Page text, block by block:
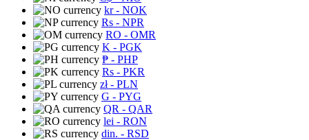
kr- NOK
Rs - NPR
RO - OMR
K - PGK
₱ - PHP
Rs - PKR
zł- PLN
G - PYG
QR - QAR
lei - RON
din. - RSD